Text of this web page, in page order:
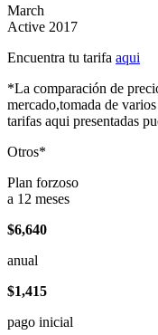
March
Active 2017
Encuentra tu tarifa aqui
*La comparación de
mercado,tomada de
tarifas aqui presentadas
Otros*
Plan forzoso
a 12 meses
$6,640
anual
$1,415
pago inicial